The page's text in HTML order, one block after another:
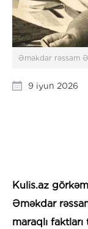
Əməkdar rəssam
9 iyun 2026
Kulis.az
Əməkdar
maraqlı